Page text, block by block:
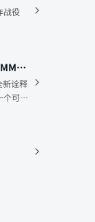
战役
ラグナロク マスターズ (ラグマス) -本格MMORPG-
诠释
个可爱